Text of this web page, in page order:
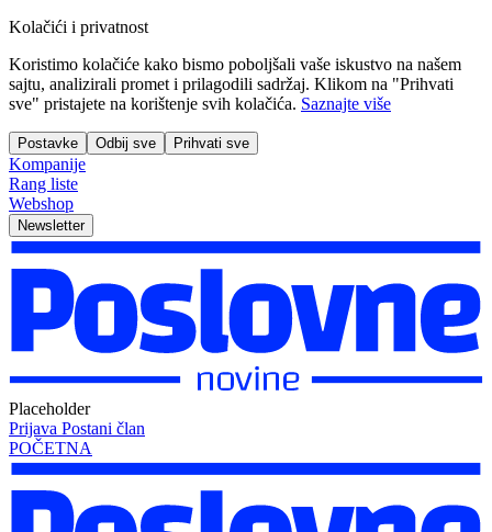
Kolačići i privatnost
Koristimo kolačiće kako bismo poboljšali vaše iskustvo na našem
sajtu, analizirali promet i prilagodili sadržaj. Klikom na "Prihvati
sve" pristajete na korištenje svih kolačića. Saznajte više
Postavke Odbij sve Prihvati sve
Kompanije
Rang liste
Webshop
Newsletter
Placeholder
Prijava Postani član
POČETNA